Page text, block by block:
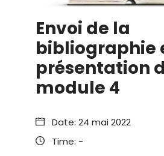
Envoi de la
bibliographie
présentation
module 4
Date: 24 mai 2022
Time: -